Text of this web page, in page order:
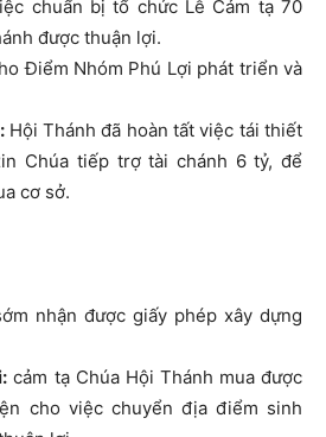
chuẩn bị tổ chức Lễ Cảm tạ 70
được thuận lợi.
Điểm Nhóm Phú Lợi phát triển và
Hội Thánh đã hoàn tất việc tái thiết
Chúa tiếp trợ tài chánh 6 tỷ, để
cơ sở.
nhận được giấy phép xây dựng
cảm tạ Chúa Hội Thánh mua được
cho việc chuyển địa điểm sinh